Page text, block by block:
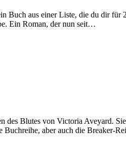
aus einer Liste, die du dir für
Ein Roman, der nun seit…
Blutes von Victoria Aveyard.
Buchreihe, aber auch die Breaker-